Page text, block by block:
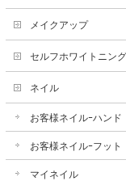
メイクアップ
セルフホワイトニング
ネイル
お客様ネイルｰハンド
お客様ネイルｰフット
マイネイル